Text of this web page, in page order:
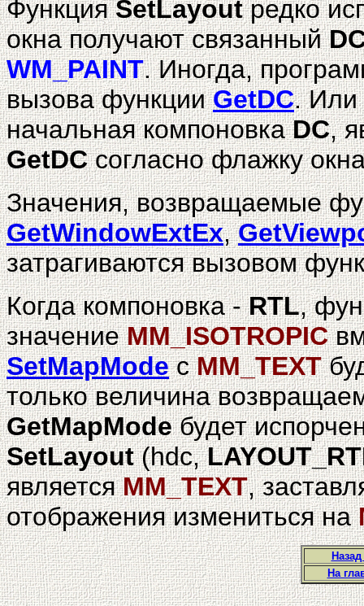
ФункцияSetLayoutредко
окна получают связанный
WM_PAINT. Иногда,
вызова функцииGetDC. Или
начальная компоновкаDC,
GetDCсогласно флажку
Значения, возвращаемые
GetWindowExtEx,
затрагиваются вызовом
Когда компоновка -RTL,
значениеMM_ISOTROPIC
SetMapModeсMM_TEXT
только величина
GetMapModeбудет
SetLayout(hdc,
являетсяMM_TEXT,
отображения измениться на
На